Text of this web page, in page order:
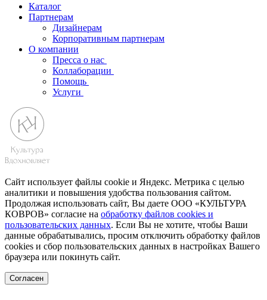
Каталог
Партнерам
Дизайнерам
Корпоративным партнерам
О компании
Пресса о нас
Коллаборации
Помощь
Услуги
Сайт использует файлы cookie и Яндекс. Метрика с целью
аналитики и повышения удобства пользования сайтом.
Продолжая использовать сайт, Вы даете ООО «КУЛЬТУРА
КОВРОВ» согласие на обработку файлов cookies и
пользовательских данных. Если Вы не хотите, чтобы Ваши
данные обрабатывались, просим отключить обработку файлов
cookies и сбор пользовательских данных в настройках Вашего
браузера или покинуть сайт.
Согласен